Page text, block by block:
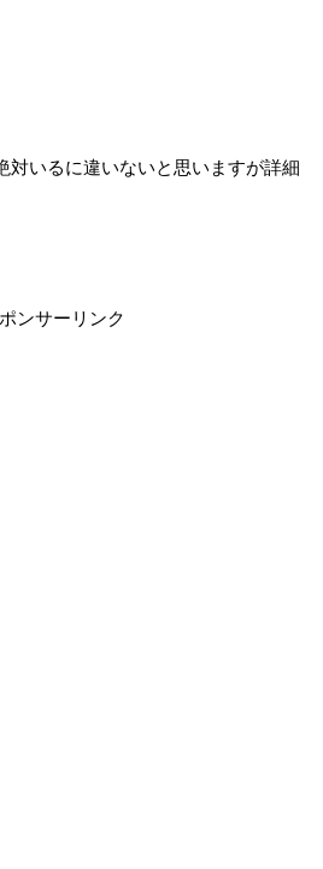
対いるに違いないと思いますが詳細
ンサーリンク